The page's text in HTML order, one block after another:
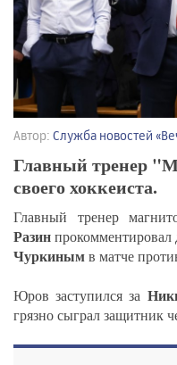
Автор: Служба новостей
Главный тренер
своего хоккеиста.
Главный тренер
Разинпрокомментировал
Чуркинымв матче
Юров заступился за
грязно сыграл защитник